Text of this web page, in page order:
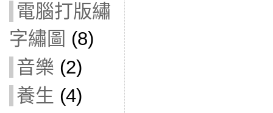
電腦打版繡
字繡圖 (8)
音樂 (2)
養生 (4)